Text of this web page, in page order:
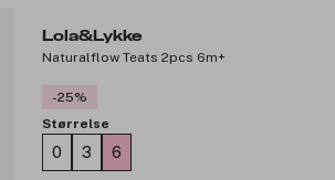
Lola&Lykke
Naturalflow Teats 2pcs 6m+
-25%
Størrelse
0 3 6